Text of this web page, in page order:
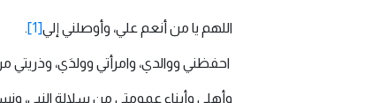
اللهم يا من أنعم علي، وأوصلني إلي[1]
.
احفظني ووالدي، وامرأتي وولدَي،
وأهلي وأبناء عمومتي من سلالة النبي،